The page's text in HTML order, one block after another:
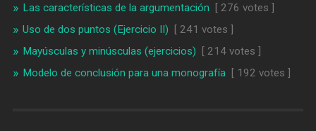
Las características de la argumentación [ 276 votes ]
Uso de dos puntos (Ejercicio II) [ 241 votes ]
Mayúsculas y minúsculas (ejercicios) [ 214 votes ]
Modelo de conclusión para una monografía[ 192 votes ]